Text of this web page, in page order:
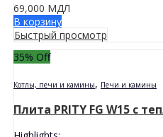
69,000 МДЛ
В корзину
Быстрый просмотр
35% Off
Котлы, печи и камины, Печи и камины
Плита PRITY FG W15 с